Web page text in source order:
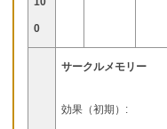
0
サークルメモリー
効果（初期）: